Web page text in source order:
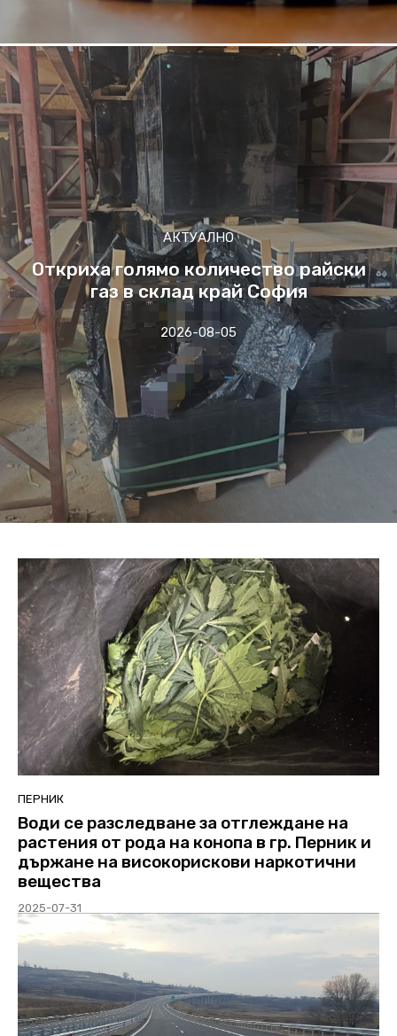
АКТУАЛНО
Откриха голямо количество райски
газ в склад край София
2026-08-05
ПЕРНИК
Води се разследване за отглеждане на
растения от рода на конопа в гр. Перник и
държане на високорискови наркотични
вещества
2025-07-31